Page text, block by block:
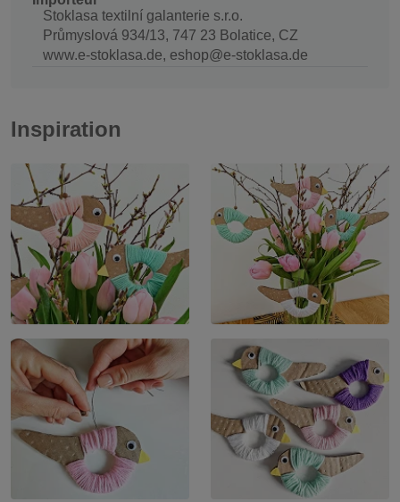
Stoklasa textilní galanterie s.r.o.
Průmyslová 934/13, 747 23 Bolatice, CZ
www.e-stoklasa.de, eshop@e-stoklasa.de
Inspiration